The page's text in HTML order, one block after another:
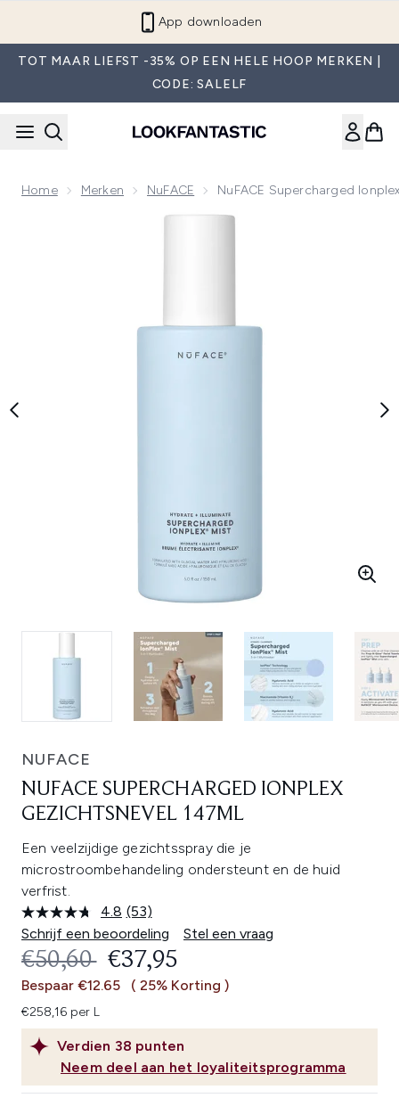
App downloaden
TOT MAAR LIEFST -35% OP EEN HELE HOOP MERKEN |
CODE: SALELF
Home Merken NuFACE NuFACE Supercharged
Now showing image 1 NuFACE Supercharged Ionplex
NUFACE
NUFACE SUPERCHARGED IONPLEX
GEZICHTSNEVEL 147ML
Een veelzijdige gezichtsspray die je
microstroombehandeling ondersteunt en de huid
verfrist.
4.8 Lees
53
beoordelingen.
Dezelfde
paginalink.
(53)
Schrijf een beoordeling
Stel een vraag
Verdien 38 punten
Neem deel aan het loyaliteitsprogramma
RECOMMENDED RETAIL PRICE:
€50,60 HUIDIGE PRIJS:
€37,95
Bespaar €12.65 ( 25% Korting )
€258,16 per L